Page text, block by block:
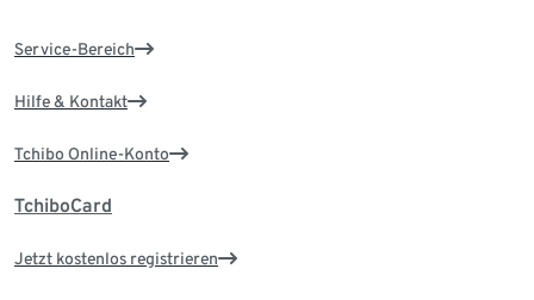
Service-Bereich
Hilfe & Kontakt
Tchibo Online-Konto
TchiboCard
Jetzt kostenlos registrieren